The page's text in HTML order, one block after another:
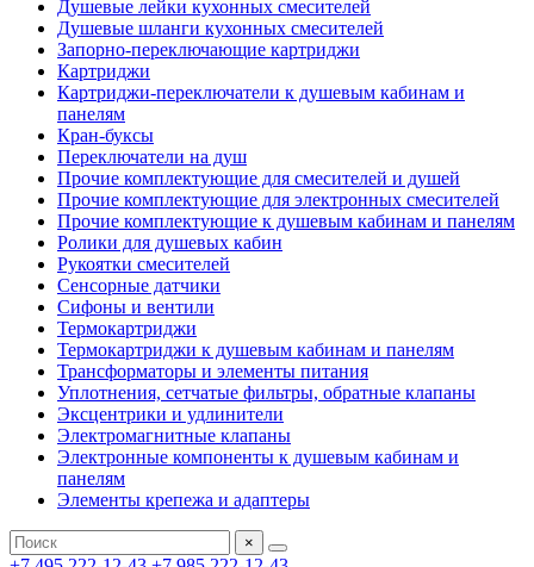
Душевые лейки кухонных смесителей
Душевые шланги кухонных смесителей
Запорно-переключающие картриджи
Картриджи
Картриджи-переключатели к душевым кабинам и
панелям
Кран-буксы
Переключатели на душ
Прочие комплектующие для смесителей и душей
Прочие комплектующие для электронных смесителей
Прочие комплектующие к душевым кабинам и панелям
Ролики для душевых кабин
Рукоятки смесителей
Сенсорные датчики
Сифоны и вентили
Термокартриджи
Термокартриджи к душевым кабинам и панелям
Трансформаторы и элементы питания
Уплотнения, сетчатые фильтры, обратные клапаны
Эксцентрики и удлинители
Электромагнитные клапаны
Электронные компоненты к душевым кабинам и
панелям
Элементы крепежа и адаптеры
×